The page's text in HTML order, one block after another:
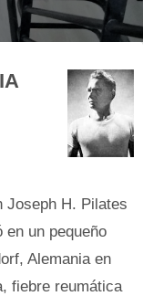
Joseph H. Pilates
un pequeño
Alemania en
fiebre reumática